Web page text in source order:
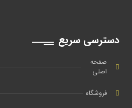
دسترسی سریع
صفحه
اصلی
فروشگاه